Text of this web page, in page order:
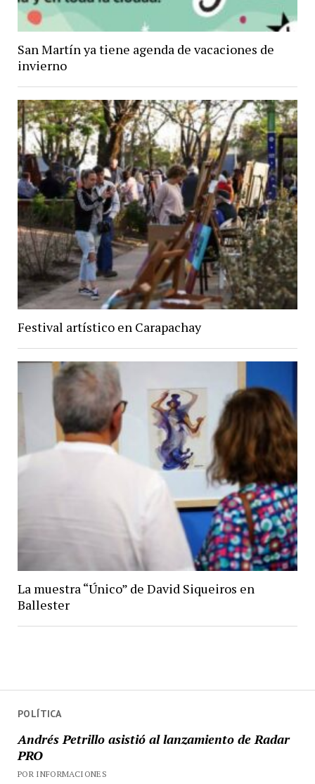
POLÍTICA
Andrés Petrillo asistió al lanzamiento de Radar
PRO
POR INFORMACIONES
San Martín ya tiene agenda de vacaciones de
invierno
Festival artístico en Carapachay
La muestra “Único” de David Siqueiros en
Ballester